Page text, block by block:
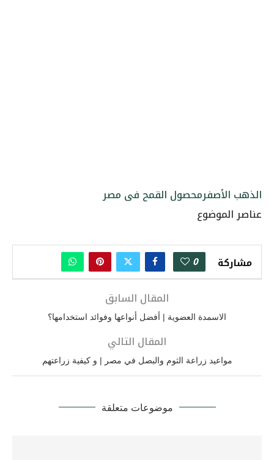
الذهب الأصفرمحصول القمح فى مصر
عناصر الموضوع
مشاركة 0
المقال السابق
الاسمدة العضوية | أفضل أنواعها وفوائد استخدامها؟
المقال التالي
مواعيد زراعة الثوم والبصل في مصر | و كيفية زراعتهم
موضوعات متعلقة